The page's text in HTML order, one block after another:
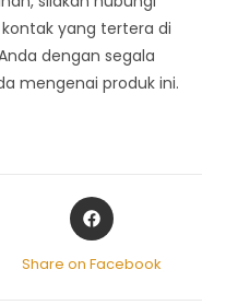
yang tertera di
dengan segala
mengenai produk ini.
Share on Facebook